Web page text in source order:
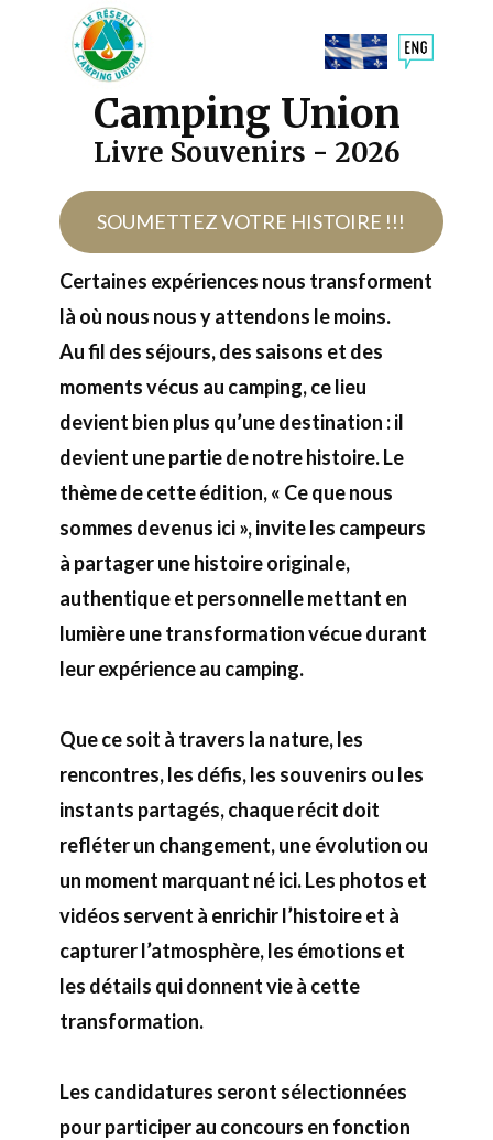
Camping Union
Livre Souvenirs - 2026
​SOUMETTEZ VOTRE HISTOIRE !!!
Certaines expériences nous transforment
là où nous nous y attendons le moins.
Au fil des séjours, des saisons et des
moments vécus au camping, ce lieu
devient bien plus qu’une destination : il
devient une partie de notre histoire. Le
thème de cette édition, « Ce que nous
sommes devenus ici », invite les campeurs
à partager une histoire originale,
authentique et personnelle mettant en
lumière une transformation vécue durant
leur expérience au camping.
Que ce soit à travers la nature, les
rencontres, les défis, les souvenirs ou les
instants partagés, chaque récit doit
refléter un changement, une évolution ou
un moment marquant né ici. Les photos et
vidéos servent à enrichir l’histoire et à
capturer l’atmosphère, les émotions et
les détails qui donnent vie à cette
transformation.
Les candidatures seront sélectionnées
pour participer au concours en fonction